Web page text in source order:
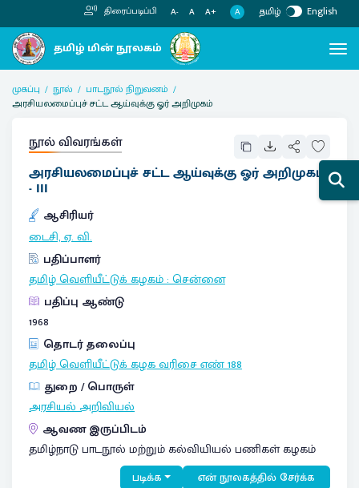
திரைப்படிப்பி A- A A+ A தமிழ் English
முகப்பு நூல்
பாடநூல் நிறுவனம்
அரசியலமைப்புச் சட்ட ஆய்வுக்கு ஓர் அறிமுகம்
நூல் விவரங்கள்
அரசியலமைப்புச் சட்ட ஆய்வுக்கு ஓர் அறிமுகம்
- III
ஆசிரியர்
டைசி, ஏ. வி.
பதிப்பாளர்
தமிழ் வெளியீட்டுக் கழகம்:சென்னை
பதிப்பு ஆண்டு
1968
தொடர் தலைப்பு
தமிழ் வெளியீட்டுக் கழகவரிசை எண் 188
துறை / பொருள்
அரசியல் அறிவியல்
ஆவண இருப்பிடம்
தமிழ்நாடு பாடநூல் மற்றும் கல்வியியல் பணிகள் கழகம்
படிக்க என் நூலகத்தில் சேர்க்க